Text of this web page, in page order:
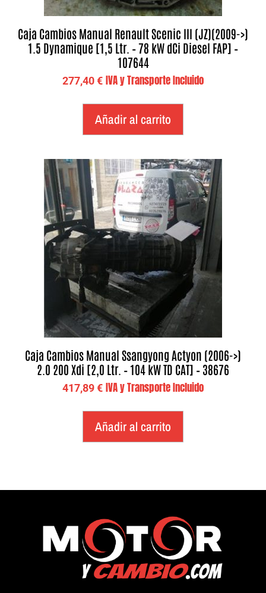
Caja Cambios Manual Renault Scenic III (JZ)(2009->)
1.5 Dynamique [1,5 Ltr. – 78 kW dCi Diesel FAP] –
107644
277,40€ IVA y Transporte Incluido
Añadir al carrito
Caja Cambios Manual Ssangyong Actyon (2006->)
2.0 200 Xdi [2,0 Ltr. – 104 kW TD CAT] – 38676
417,89€ IVA y Transporte Incluido
Añadir al carrito